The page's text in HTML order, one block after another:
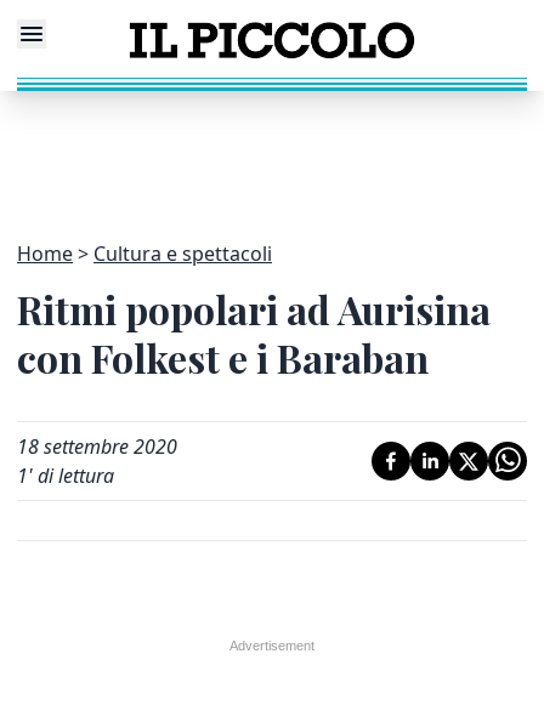
Home Cultura e spettacoli
Ritmi popolari ad Aurisina
con Folkest e i Baraban
18 settembre 2020
1' di lettura